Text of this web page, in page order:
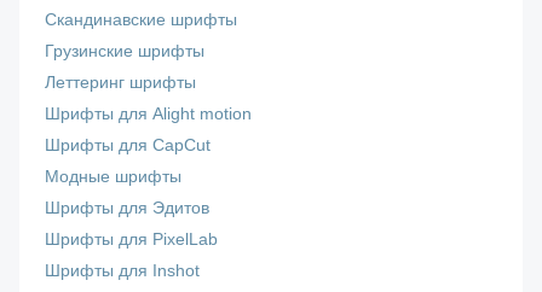
Скандинавские шрифты
Грузинские шрифты
Леттеринг шрифты
Шрифты для Alight motion
Шрифты для CapCut
Модные шрифты
Шрифты для Эдитов
Шрифты для PixelLab
Шрифты для Inshot